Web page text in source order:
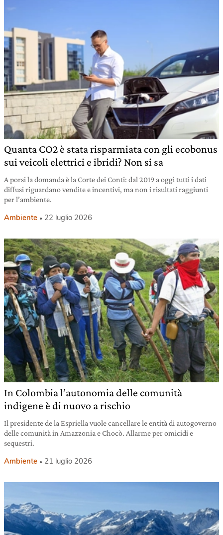
Quanta CO2 è stata risparmiata con gli ecobonus
sui veicoli elettrici e ibridi? Non si sa
A porsi la domanda è la Corte dei Conti: dal 2019 a oggi tutti i dati
diffusi riguardano vendite e incentivi, ma non i risultati raggiunti
per l’ambiente.
Ambiente 22 luglio 2026
In Colombia l’autonomia delle comunità
indigene è di nuovo a rischio
Il presidente de la Espriella vuole cancellare le entità di autogoverno
delle comunità in Amazzonia e Chocò. Allarme per omicidi e
sequestri.
Ambiente 21 luglio 2026